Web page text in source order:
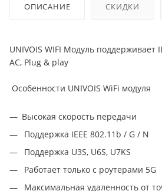
ОПИСАНИЕ СКИДКИ
UNIVOIS WIFI Модуль поддерживает
AC, Plug & play
Особенности UNIVOIS WiFi модуля
Высокая скорость передачи
Поддержка IEEE 802.11b / G / N
Поддержка U3S, U6S, U7KS
Работает только с роутерами 5G
Максимальная удаленность от